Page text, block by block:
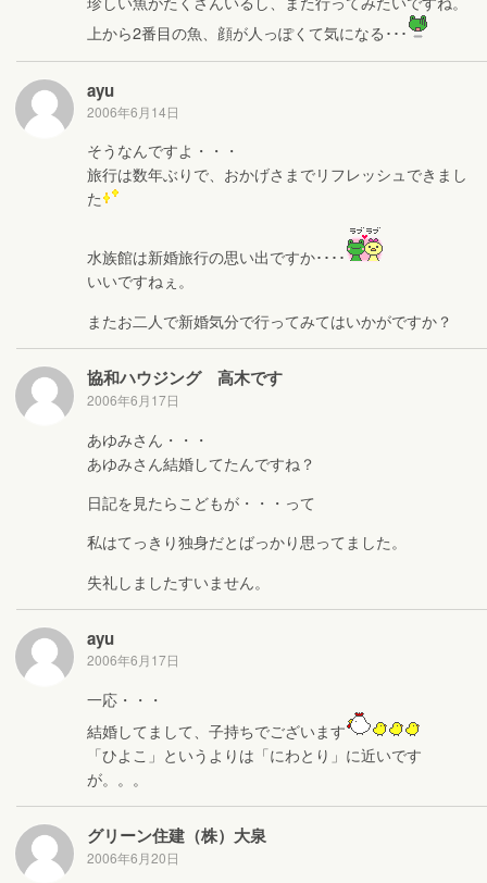
上から2番目の魚、顔が人っぽくて気になる･･･
ayu
2006年6月14日
そうなんですよ・・・
旅行は数年ぶりで、おかげさまでリフレッシュできまし
た
水族館は新婚旅行の思い出ですか････
いいですねぇ。
またお二人で新婚気分で行ってみてはいかがですか？
協和ハウジング 高木です
2006年6月17日
あゆみさん・・・
あゆみさん結婚してたんですね？
日記を見たらこどもが・・・って
私はてっきり独身だとばっかり思ってました。
失礼しましたすいません。
ayu
2006年6月17日
一応・・・
結婚してまして、子持ちでございます
「ひよこ」というよりは「にわとり」に近いです
が。。。
グリーン住建（株）大泉
2006年6月20日